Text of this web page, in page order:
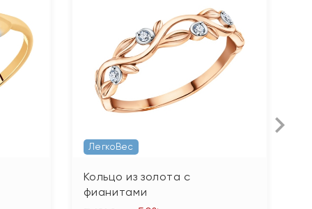
ЛегкоВес
Кольцо из золота с
фианитами